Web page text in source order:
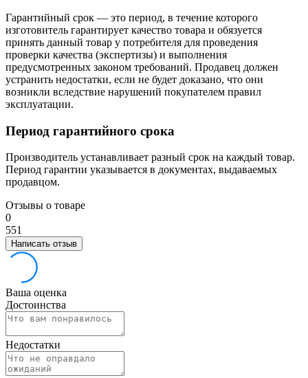
Гарантийный срок — это период, в течение которого
изготовитель гарантирует качество товара и обязуется
принять данный товар у потребителя для проведения
проверки качества (экспертизы) и выполнения
предусмотренных законом требований. Продавец должен
устранить недостатки, если не будет доказано, что они
возникли вследствие нарушений покупателем правил
эксплуатации.
Период гарантийного срока
Производитель устанавливает разный срок на каждый товар.
Период гарантии указывается в документах, выдаваемых
продавцом.
Отзывы о товаре
0
551
Написать отзыв
Ваша оценка
Достоинства
Недостатки